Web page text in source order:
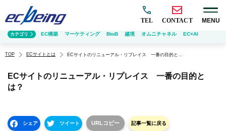
TEL CONTACT MENU
TOP ECサイトとは ECサイトのリニューアル・リプレイス 一番の目的とは？
ECサイトのリニューアル・リプレイス 一番の目的と
は？
シェア ツイート URLコピー 記事一覧に戻る
カテゴリ EC構築 マーケティング BtoB 越境 オムニチャネル EC×AI